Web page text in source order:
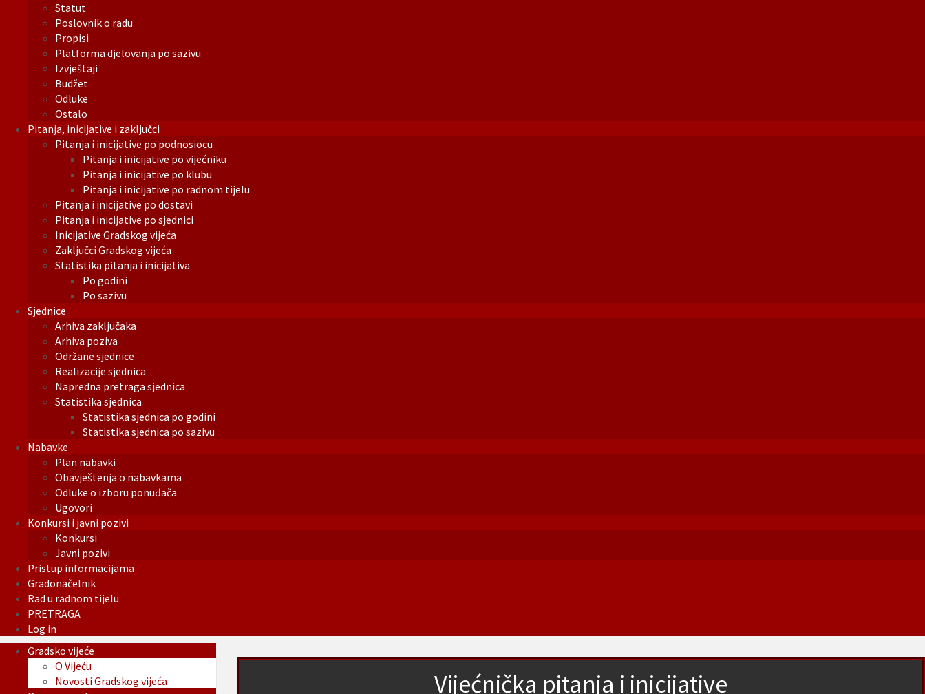
Statut
Poslovnik o radu
Propisi
Platforma djelovanja po sazivu
Izvještaji
Budžet
Odluke
Ostalo
Pitanja, inicijative i zaključci
Pitanja i inicijative po podnosiocu
Pitanja i inicijative po vijećniku
Pitanja i inicijative po klubu
Pitanja i inicijative po radnom tijelu
Pitanja i inicijative po dostavi
Pitanja i inicijative po sjednici
Inicijative Gradskog vijeća
Zaključci Gradskog vijeća
Statistika pitanja i inicijativa
Po godini
Po sazivu
Sjednice
Arhiva zaključaka
Arhiva poziva
Održane sjednice
Realizacije sjednica
Napredna pretraga sjednica
Statistika sjednica
Statistika sjednica po godini
Statistika sjednica po sazivu
Nabavke
Plan nabavki
Obavještenja o nabavkama
Odluke o izboru ponuđača
Ugovori
Konkursi i javni pozivi
Konkursi
Javni pozivi
Pristup informacijama
Gradonačelnik
Rad u radnom tijelu
PRETRAGA
Log in
Vijećnička pitanja i inicijative
Gradsko vijeće
O Vijeću
Novosti Gradskog vijeća